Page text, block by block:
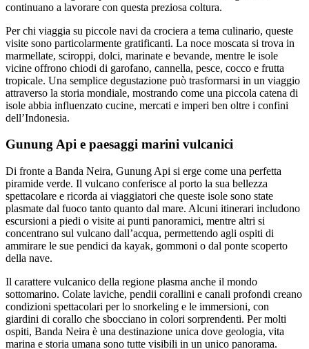
continuano a lavorare con questa preziosa coltura.
Per chi viaggia su piccole navi da crociera a tema culinario, queste
visite sono particolarmente gratificanti. La noce moscata si trova in
marmellate, sciroppi, dolci, marinate e bevande, mentre le isole
vicine offrono chiodi di garofano, cannella, pesce, cocco e frutta
tropicale. Una semplice degustazione può trasformarsi in un viaggio
attraverso la storia mondiale, mostrando come una piccola catena di
isole abbia influenzato cucine, mercati e imperi ben oltre i confini
dell’Indonesia.
Gunung Api e paesaggi marini vulcanici
Di fronte a Banda Neira, Gunung Api si erge come una perfetta
piramide verde. Il vulcano conferisce al porto la sua bellezza
spettacolare e ricorda ai viaggiatori che queste isole sono state
plasmate dal fuoco tanto quanto dal mare. Alcuni itinerari includono
escursioni a piedi o visite ai punti panoramici, mentre altri si
concentrano sul vulcano dall’acqua, permettendo agli ospiti di
ammirare le sue pendici da kayak, gommoni o dal ponte scoperto
della nave.
Il carattere vulcanico della regione plasma anche il mondo
sottomarino. Colate laviche, pendii corallini e canali profondi creano
condizioni spettacolari per lo snorkeling e le immersioni, con
giardini di corallo che sbocciano in colori sorprendenti. Per molti
ospiti, Banda Neira è una destinazione unica dove geologia, vita
marina e storia umana sono tutte visibili in un unico panorama.